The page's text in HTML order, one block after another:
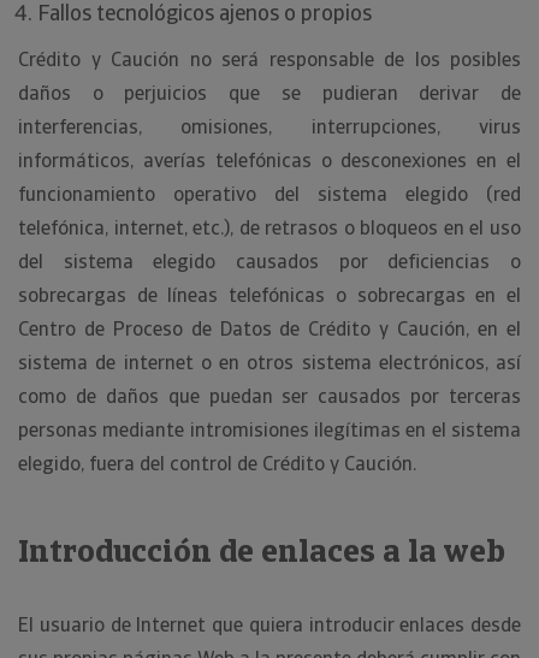
Fallos tecnológicos ajenos o propios
Crédito y Caución no será responsable de los posibles
daños o perjuicios que se pudieran derivar de
interferencias, omisiones, interrupciones, virus
informáticos, averías telefónicas o desconexiones en el
funcionamiento operativo del sistema elegido (red
telefónica, internet, etc.), de retrasos o bloqueos en el uso
del sistema elegido causados por deficiencias o
sobrecargas de líneas telefónicas o sobrecargas en el
Centro de Proceso de Datos de Crédito y Caución, en el
sistema de internet o en otros sistema electrónicos, así
como de daños que puedan ser causados por terceras
personas mediante intromisiones ilegítimas en el sistema
elegido, fuera del control de Crédito y Caución.
Introducción de enlaces a la web
El usuario de Internet que quiera introducir enlaces desde